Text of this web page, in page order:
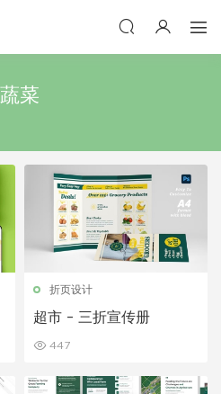
蔬菜
折页设计
超市 – 三折宣传册
447